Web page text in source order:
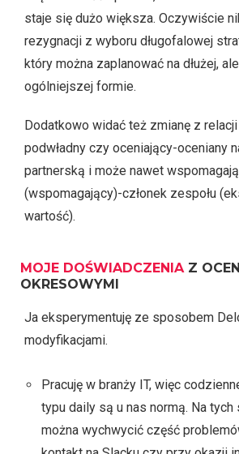
staje się dużo większa. Oczywiście
rezygnacji z wyboru długofalowej
który można zaplanować na dłużej,
ogólniejszej formie.
Dodatkowo widać też zmianę z relacji
podwładny czy oceniający-oceniany
partnerską i może nawet
(wspomagający)-członek zespołu
wartość).
MOJE DOŚWIADCZENIA Z
OKRESOWYMI
Ja eksperymentuję ze sposobem
modyfikacjami.
Pracuję w branży IT, więc
typu daily są u nas normą. Na tych
można wychwycić część